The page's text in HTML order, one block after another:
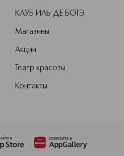
КЛУБ ИЛЬ ДЕ БОТЭ
Магазины
Акции
Театр красоты
Контакты